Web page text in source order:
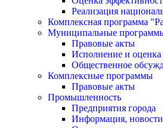
Реализация
Комплексная программа
Муниципальные
Правовые акты
Исполнение и
Общественное
Комплексные программы
Правовые акты
Промышленность
Предприятия города
Информация, новости